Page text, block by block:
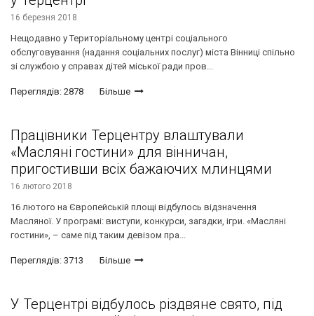
16 березня 2018
Нещодавно у Територіальному центрі соціального
обслуговування (надання соціальних послуг) міста Вінниці спільно
зі службою у справах дітей міської ради пров...
Переглядів: 2878 Більше
Працівники Терцентру влаштували
«Масляні гостини» для вінничан,
пригостивши всіх бажаючих млинцями
16 лютого 2018
16 лютого на Європейській площі відбулось відзначення
Масляної. У програмі: виступи, конкурси, загадки, ігри. «Масляні
гостини», – саме під таким девізом пра...
Переглядів: 3713 Більше
У Терцентрі відбулось різдвяне свято, під